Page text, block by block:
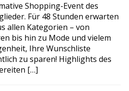
Shopping-Event des
Für 48 Stunden erwarten
allen Kategorien – von
bis hin zu Mode und vielem
Ihre Wunschliste
zu sparen! Highlights des
[…]